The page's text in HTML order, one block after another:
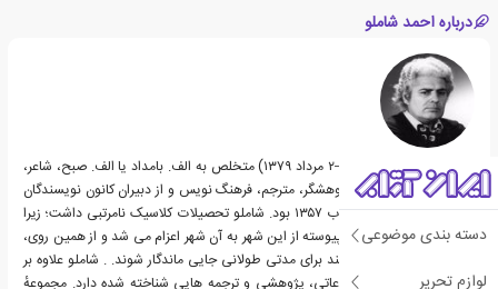
دسته بندی موضوعی
لوازم تحریر
درباره احمد شاملو
احمد شاملو (۲۱ آذر ۱۳۰۴–۲ مرداد ۱۳۷۹) متخلص به الف. بامداد یا الف. صبح، شاعر،
نویسنده، روزنامه نگار، پژوهشگر، مترجم، فرهنگ نویس و از دبیران کانون نویسندگان
ایران پیش و پس از انقلاب ۱۳۵۷ بود. شاملو تحصیلات کلاسیک نامرتبی داشت؛ زیرا
پدرش افسر ارتش بود و پیوسته از این شهر به آن شهر اعزام می شد و از همین روی،
خانواده اش هرگز نتوانستند برای مدتی طولانی جایی ماندگار شوند. . شاملو علاوه بر
شعر، فعالیت هایی مطبوعاتی، پژوهشی و ترجمه هایی شناخته شده دارد. مجموعهٔ